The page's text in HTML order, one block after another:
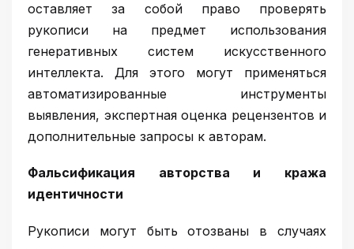
оставляет за собой право проверять
рукописи на предмет использования
генеративных систем искусственного
интеллекта. Для этого могут применяться
автоматизированные инструменты
выявления, экспертная оценка рецензентов и
дополнительные запросы к авторам.
Фальсификация авторства и кража
идентичности
Рукописи могут быть отозваны в случаях